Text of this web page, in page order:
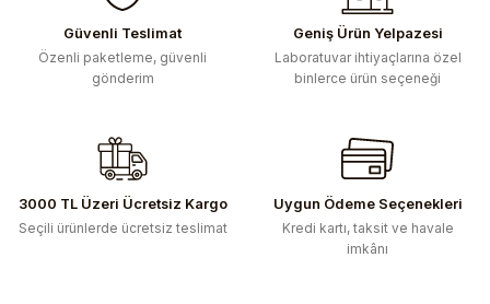
Güvenli Teslimat
Özenli paketleme, güvenli
gönderim
Geniş Ürün Yelpazesi
Laboratuvar ihtiyaçlarına özel
binlerce ürün seçeneği
3000 TL Üzeri Ücretsiz Kargo
Seçili ürünlerde ücretsiz teslimat
Uygun Ödeme Seçenekleri
Kredi kartı, taksit ve havale
imkânı